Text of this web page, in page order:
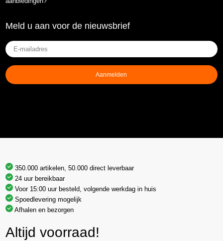
Meld u aan voor de nieuwsbrief
E-
mailadres(Vereist)
Aanmelden
350.000 artikelen, 50.000 direct leverbaar
24 uur bereikbaar
Voor 15:00 uur besteld, volgende werkdag in huis
Spoedlevering mogelijk
Afhalen en bezorgen
Altijd voorraad!